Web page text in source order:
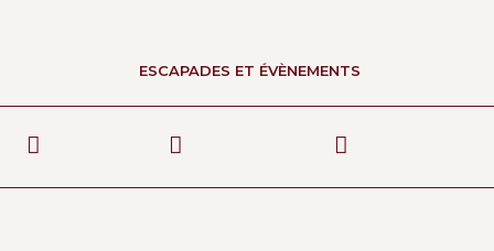
ESCAPADES ET ÉVÈNEMENTS